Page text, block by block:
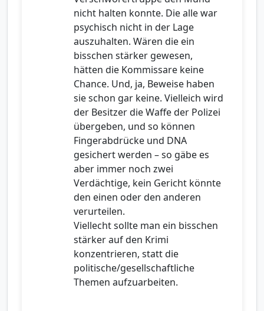
nicht halten konnte. Die alle war
psychisch nicht in der Lage
auszuhalten. Wären die ein
bisschen stärker gewesen,
hätten die Kommissare keine
Chance. Und, ja, Beweise haben
sie schon gar keine. Vielleich wird
der Besitzer die Waffe der Polizei
übergeben, und so können
Fingerabdrücke und DNA
gesichert werden – so gäbe es
aber immer noch zwei
Verdächtige, kein Gericht könnte
den einen oder den anderen
verurteilen.
Viellecht sollte man ein bisschen
stärker auf den Krimi
konzentrieren, statt die
politische/gesellschaftliche
Themen aufzuarbeiten.